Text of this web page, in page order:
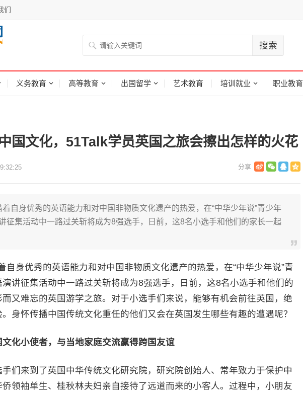
们
义务教育 高等教育 出国留学 艺术教育 培训就业 职业教育
国文化，51Talk学员英国之旅会擦出怎样的火花
自身优秀的英语能力和对中国非物质文化遗产的热爱，在“中华少年说”青少年
征集活动中一路过关斩将成为8强选手，日前，这8名小选手和他们的家长一起
自身优秀的英语能力和对中国非物质文化遗产的热爱，在“中华少年说”青
讲征集活动中一路过关斩将成为8强选手，日前，这8名小选手和他们的
又难忘的英国游学之旅。对于小选手们来说，能够有机会前往英国，绝
身怀传播中国传统文化重任的他们又会在英国发生哪些有趣的遭遇呢？
化小使者，与当地家庭交流赢得跨国友谊
们来到了英国中华传统文化研究院，研究院创始人、常年致力于保护中
领袖单生、桂秋林夫妇亲自接待了远道而来的小客人。过程中，小朋友